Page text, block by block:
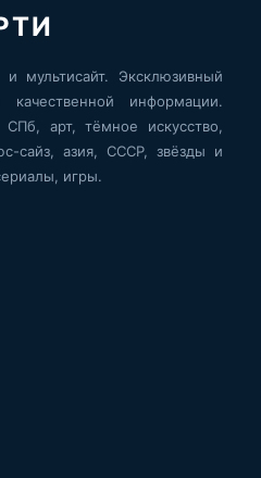
мультисайт. Эксклюзивный
информации.
арт, тёмное искусство,
сайз, азия, СССР, звёзды и
игры.